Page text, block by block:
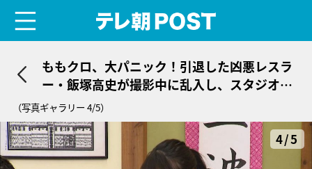
ももクロ、大パニック！引退した凶悪レスラ
ー・飯塚高史が撮影中に乱入し、スタジオ騒
然
（写真ギャラリー 4/5）
4/5